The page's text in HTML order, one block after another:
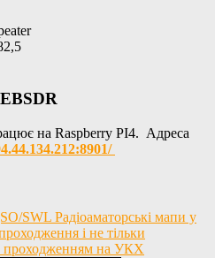
на Raspberry PI4. Адреса
SWL Радіоаматорські мапи у
і не тільки
проходженням на УКХ